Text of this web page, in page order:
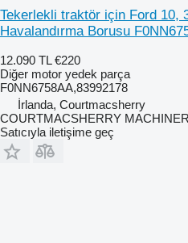
Tekerlekli traktör için Ford 10,
Havalandırma Borusu
12.090 TL €220
Diğer motor yedek parça
F0NN6758AA,83992178
İrlanda, Courtmacsherry
COURTMACSHERRY
Satıcıyla iletişime geç